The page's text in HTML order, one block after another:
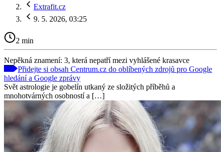
Extrafit.cz
9. 5. 2026, 03:25
2 min
Nepěkná znamení: 3, která nepatří mezi vyhlášené krasavce
Přidejte si obsah Centrum.cz do oblíbených zdrojů pro Google
hledání a Google zprávy
Svět astrologie je gobelín utkaný ze složitých příběhů a
mnohotvárných osobností a […]